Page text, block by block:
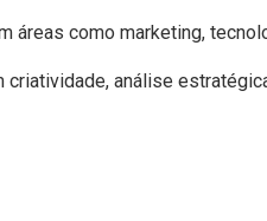
áreas como marketing,
análise